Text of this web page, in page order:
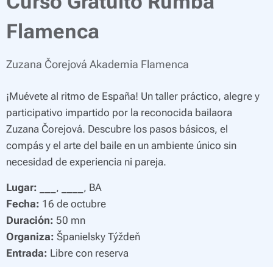
Flamenca
Zuzana Čorejová Akademia Flamenca
¡Muévete al ritmo de España! Un taller práctico, alegre y
participativo impartido por la reconocida bailaora
Zuzana Čorejová. Descubre los pasos básicos, el
compás y el arte del baile en un ambiente único sin
necesidad de experiencia ni pareja.
Lugar: ___, ____, BA
Fecha: 16 de octubre
Duración: 50 mn
Organiza: Španielsky Týždeň
Entrada: Libre con reserva